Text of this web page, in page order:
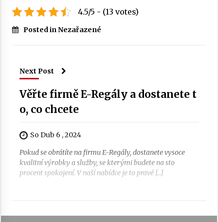
4.5/5 - (13 votes)
Posted in Nezařazené
Next Post
Věřte firmě E-Regály a dostanete t
o, co chcete
So Dub 6 , 2024
Pokud se obrátíte na firmu E-Regály, dostanete vysoce
kvalitní výrobky a služby, se kterými budete na sto
procent spokojení. V naší nabídce je to pravé […]